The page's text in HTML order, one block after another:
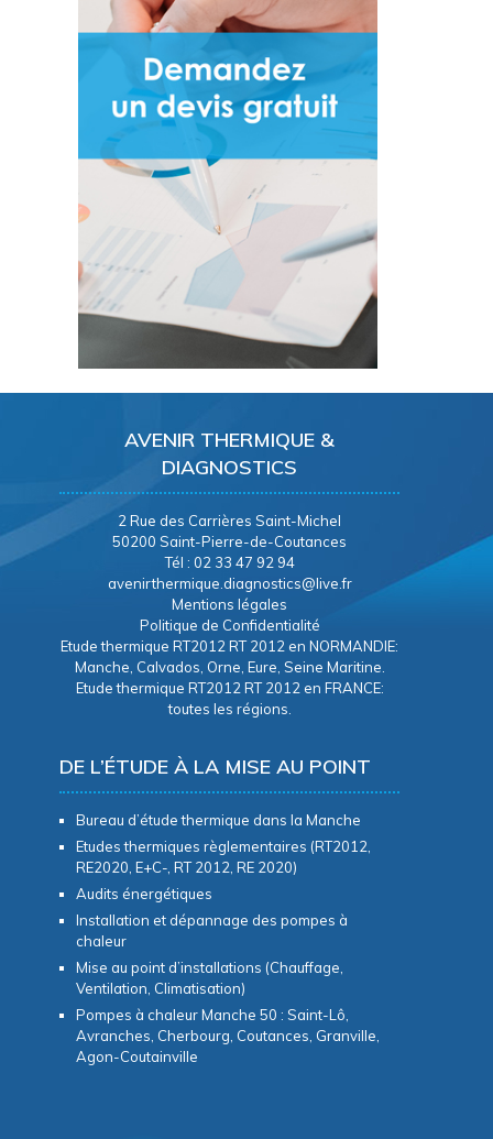
AVENIR THERMIQUE &
DIAGNOSTICS
2 Rue des Carrières Saint-Michel
50200 Saint-Pierre-de-Coutances
Tél : 02 33 47 92 94
avenirthermique.diagnostics@live.fr
Mentions légales
Politique de Confidentialité
Etude thermique RT2012 RT 2012 en NORMANDIE:
Manche, Calvados, Orne, Eure, Seine Maritine.
Etude thermique RT2012 RT 2012 en FRANCE:
toutes les régions.
DE L’ÉTUDE À LA MISE AU POINT
Bureau d’étude thermique dans la Manche
Etudes thermiques règlementaires (RT2012,
RE2020, E+C-, RT 2012, RE 2020)
Audits énergétiques
Installation et dépannage des pompes à
chaleur
Mise au point d’installations (Chauffage,
Ventilation, Climatisation)
Pompes à chaleur Manche 50 : Saint-Lô,
Avranches, Cherbourg, Coutances, Granville,
Agon-Coutainville